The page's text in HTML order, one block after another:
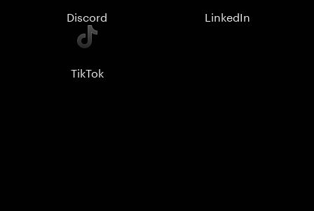
Discord LinkedIn
TikTok